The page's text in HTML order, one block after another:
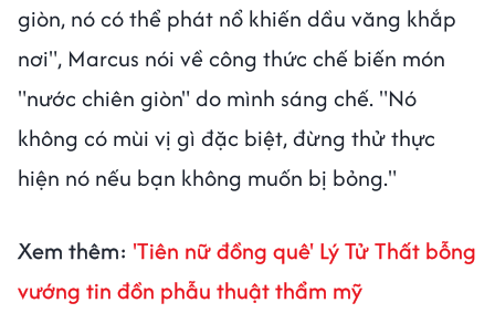
giòn, nó có thể phát nổ khiến dầu văng khắp
nơi", Marcus nói về công thức chế biến món
"nước chiên giòn" do mình sáng chế. "Nó
không có mùi vị gì đặc biệt, đừng thử thực
hiện nó nếu bạn không muốn bị bỏng."
Xem thêm: 'Tiên nữ đồng quê' Lý Tử Thất bỗng
vướng tin đồn phẫu thuật thẩm mỹ